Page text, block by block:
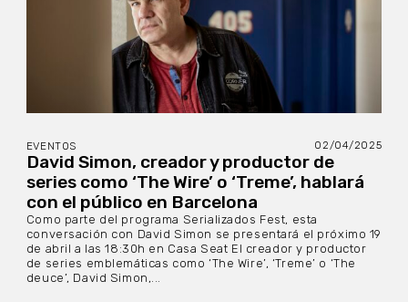
EVENTOS 02/04/2025
David Simon, creador y productor de
series como ‘The Wire’ o ‘Treme’, hablará
con el público en Barcelona
Como parte del programa Serializados Fest, esta
conversación con David Simon se presentará el próximo 19
de abril a las 18:30h en Casa Seat El creador y productor
de series emblemáticas como ‘The Wire’, ‘Treme’ o ‘The
deuce’, David Simon,...